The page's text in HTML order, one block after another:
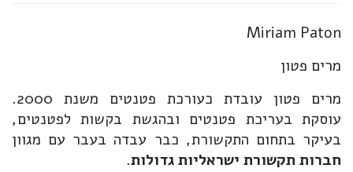
Miriam Paton
מרים פטון
מרים פטון עובדת כעורכת פטנטים משנת 2000.
עוסקת בעריכת פטנטים ובהגשת בקשות לפטנטים,
בעיקר בתחום התקשורת, כבר עבדה בעבר עם מגוון
חברות תקשורת ישראליות גדולות.